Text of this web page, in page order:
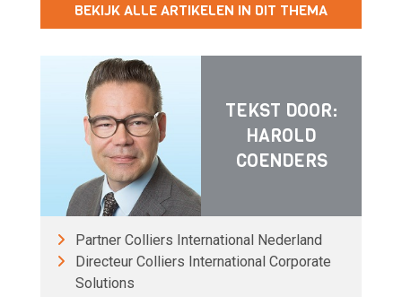
BEKIJK ALLE ARTIKELEN IN DIT THEMA
TEKST DOOR:
HAROLD
COENDERS
Partner Colliers International Nederland
Directeur Colliers International Corporate
Solutions